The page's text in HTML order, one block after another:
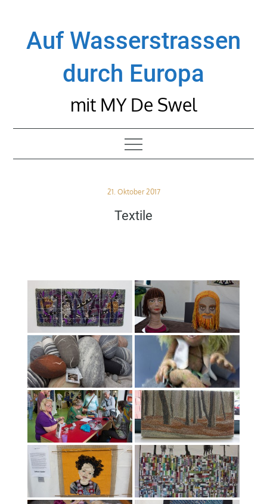
contentAuf Wasserstrassen
durch Europa
mit MY De Swel
Posted
21. Oktober 2017
Textile